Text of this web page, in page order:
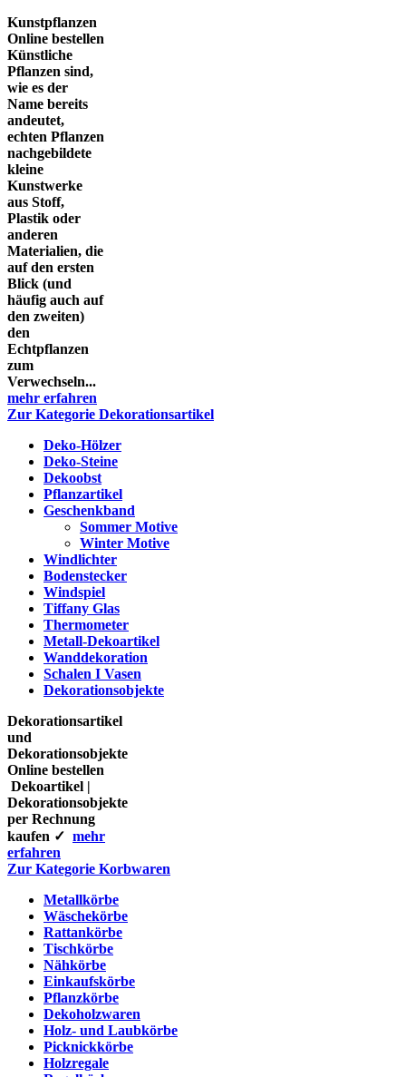
Kunstpflanzen
Online bestellen
Künstliche
Pflanzen sind,
wie es der
Name bereits
andeutet,
echten Pflanzen
nachgebildete
kleine
Kunstwerke
aus Stoff,
Plastik oder
anderen
Materialien, die
auf den ersten
Blick (und
häufig auch auf
den zweiten)
den
Echtpflanzen
zum
Verwechseln...
mehr erfahren
Zur Kategorie Dekorationsartikel
Deko-Hölzer
Deko-Steine
Dekoobst
Pflanzartikel
Geschenkband
Sommer Motive
Winter Motive
Windlichter
Bodenstecker
Windspiel
Tiffany Glas
Thermometer
Metall-Dekoartikel
Wanddekoration
Schalen I Vasen
Dekorationsobjekte
Dekorationsartikel
und
Dekorationsobjekte
Online bestellen
Dekoartikel |
Dekorationsobjekte
per Rechnung
kaufen ✓ mehr
erfahren
Zur Kategorie Korbwaren
Metallkörbe
Wäschekörbe
Rattankörbe
Tischkörbe
Nähkörbe
Einkaufskörbe
Pflanzkörbe
Dekoholzwaren
Holz- und Laubkörbe
Picknickkörbe
Holzregale